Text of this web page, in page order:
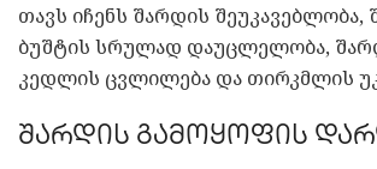
თავს იჩენს შარდის შეუკავებლობა,
ბუშტის სრულად დაუცლელობა,
კედლის ცვლილება და თირკმლის
შარდის გამოყოფის